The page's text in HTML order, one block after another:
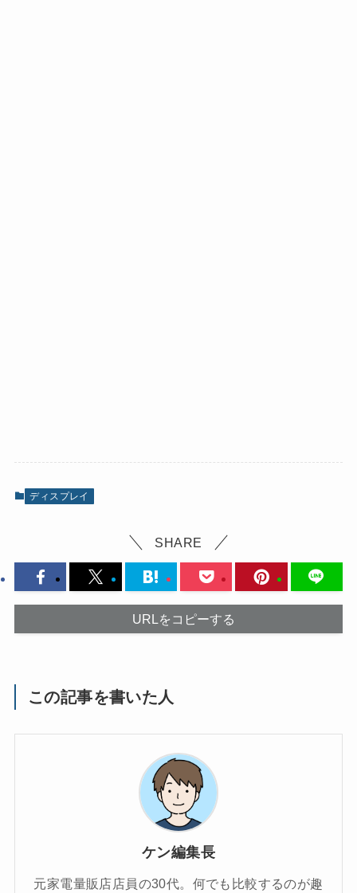
ディスプレイ
SHARE
URLをコピーする
この記事を書いた人
ケン編集長
元家電量販店店員の30代。何でも比較するのが趣